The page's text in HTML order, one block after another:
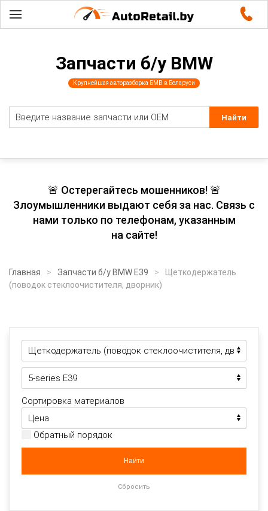
Запчасти б/у BMW
Крупнейшая авторазборка БМВ в Беларуси
🚨 Остерегайтесь мошенников! 🚨
Злоумышленники выдают себя за нас. Связь с
нами только по телефонам, указанным
на сайте!
Главная Запчасти б/у BMW E39
Щеткодержатель
(поводок стеклоочистителя, дворник)
Сортировка материалов
Обратный порядок